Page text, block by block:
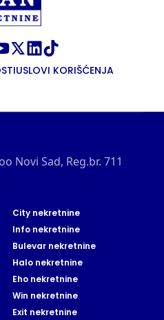
USLOVI KORIŠĆENJA
Novi Sad, Reg.br. 711
City nekretnine
Info nekretnine
Bulevar nekretnine
Halo nekretnine
Eho nekretnine
Win nekretnine
Exit nekretnine